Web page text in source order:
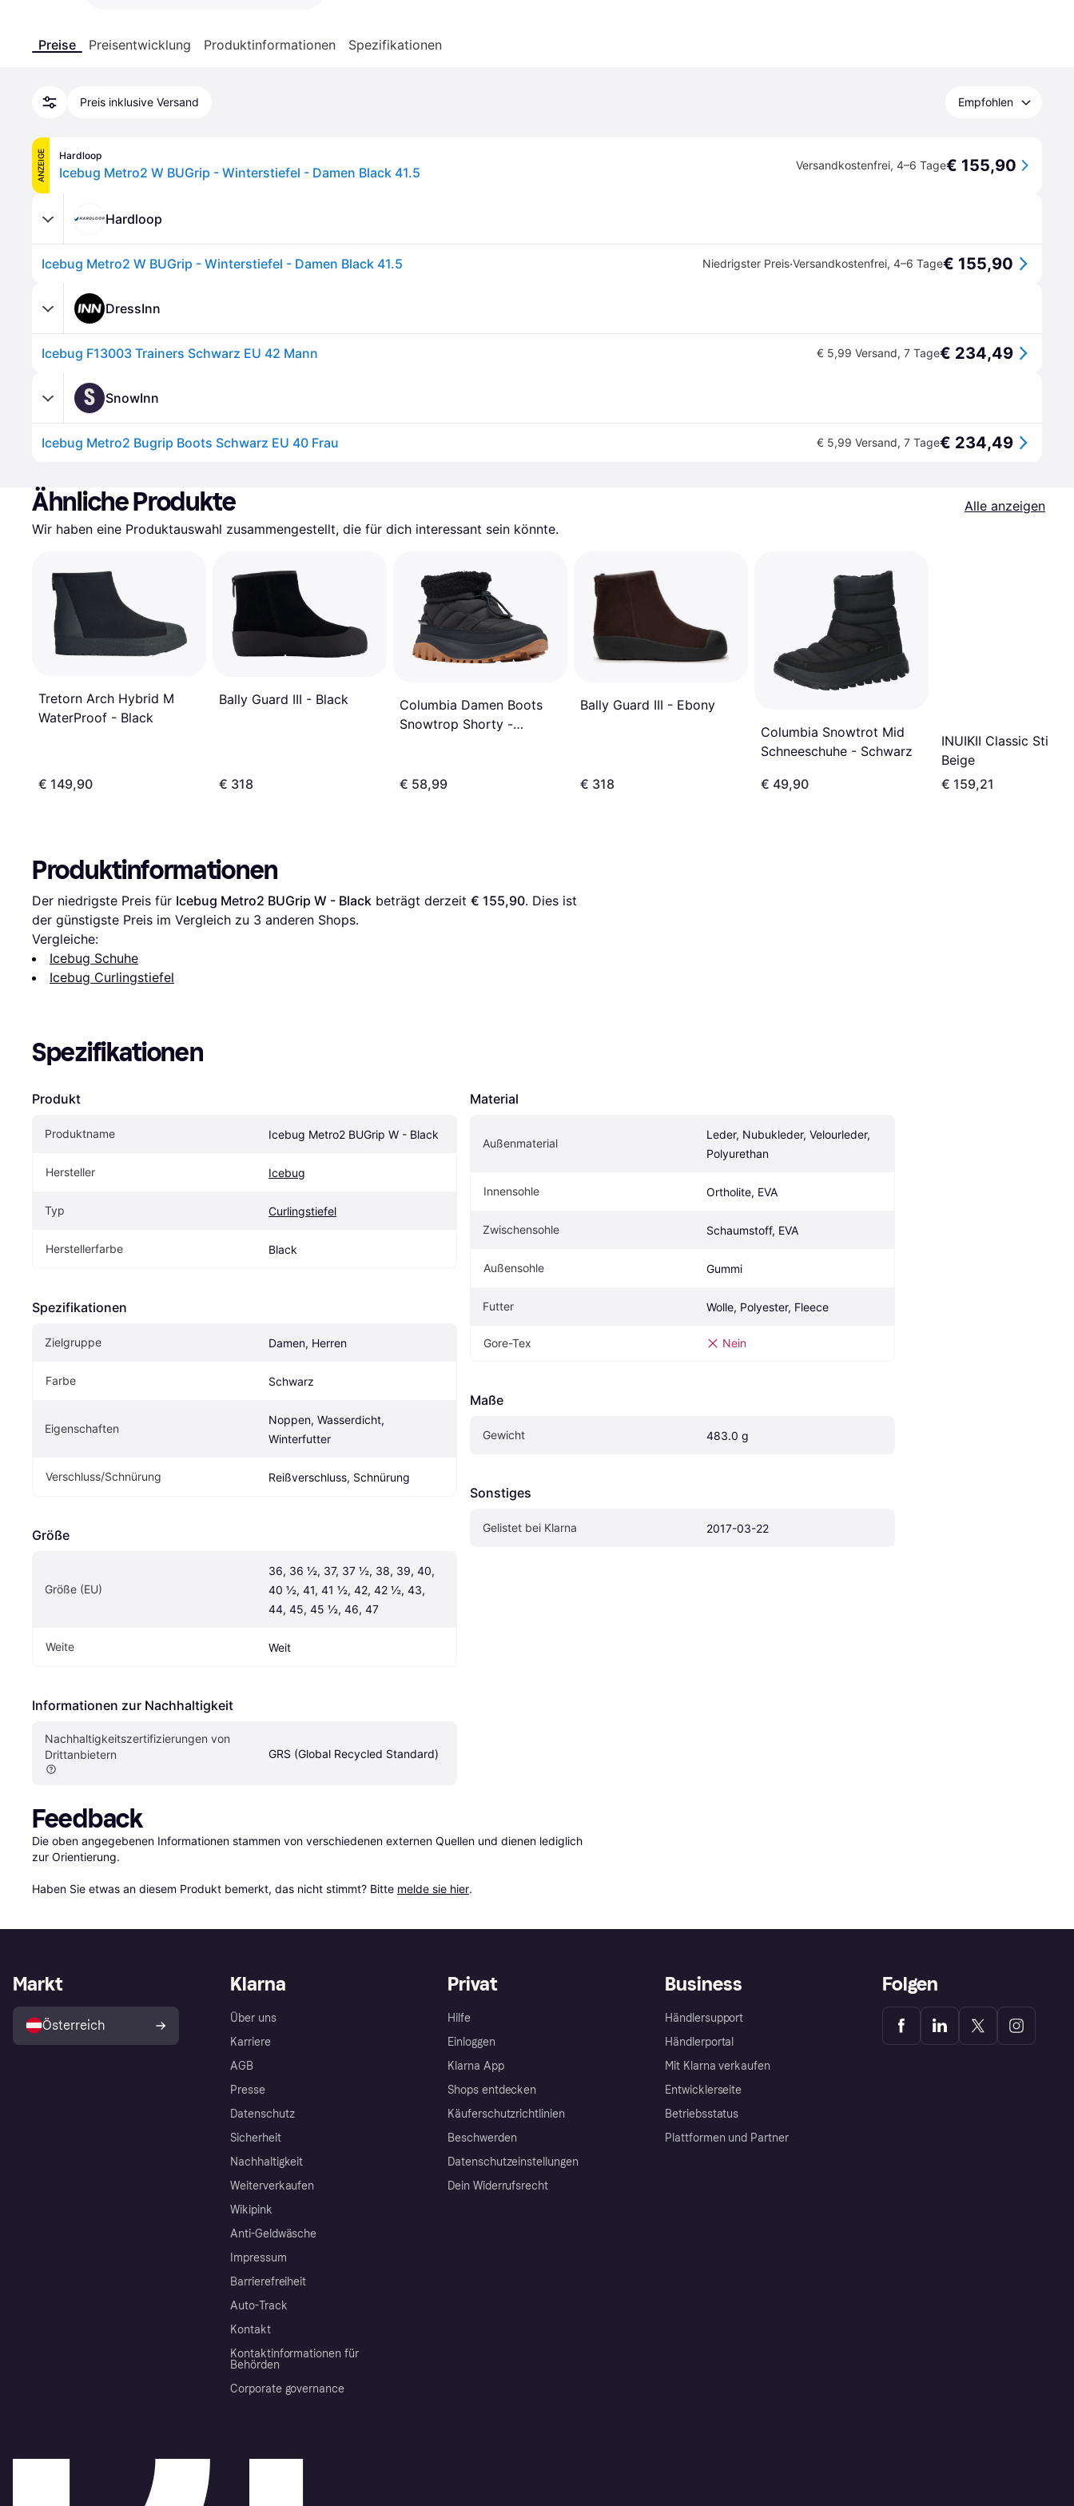
Preise Preisentwicklung Produktinformationen Spezifikationen
Preis inklusive Versand Empfohlen
ANZEIGE Hardloop
Icebug Metro2 W BUGrip - Winterstiefel - Damen Black 41.5 Versandkostenfrei, 4–6 Tage€ 155,90
Hardloop
Icebug Metro2 W BUGrip - Winterstiefel - Damen Black 41.5 Niedrigster Preis·Versandkostenfrei, 4–6 Tage€ 155,90
DressInn
Icebug F13003 Trainers Schwarz EU 42 Mann € 5,99 Versand, 7 Tage€ 234,49
S SnowInn
Icebug Metro2 Bugrip Boots Schwarz EU 40 Frau € 5,99 Versand, 7 Tage€ 234,49
Ähnliche Produkte
Alle anzeigen
Wir haben eine Produktauswahl zusammengestellt, die für dich interessant sein könnte.
Tretorn Arch Hybrid M
WaterProof - Black
€ 149,90
Bally Guard III - Black
€ 318
Columbia Damen Boots
Snowtrop Shorty -
€ 58,99
Bally Guard III - Ebony
€ 318
Columbia Snowtrot Mid
Schneeschuhe - Schwarz
€ 49,90
INUIKII Classic
Beige
€ 159,21
Produktinformationen
Der niedrigste Preis für Icebug Metro2 BUGrip W - Black beträgt derzeit € 155,90. Dies ist
der günstigste Preis im Vergleich zu 3 anderen Shops.
Vergleiche:
Icebug Schuhe
Icebug Curlingstiefel
Spezifikationen
Produkt
Produktname Icebug Metro2 BUGrip W - Black
Hersteller Icebug
Typ Curlingstiefel
Herstellerfarbe Black
Spezifikationen
Zielgruppe Damen, Herren
Farbe Schwarz
Eigenschaften
Noppen, Wasserdicht,
Winterfutter
Verschluss/Schnürung Reißverschluss, Schnürung
Größe
Größe (EU)
36, 36 ½, 37, 37 ½, 38, 39, 40,
40 ½, 41, 41 ½, 42, 42 ½, 43,
44, 45, 45 ½, 46, 47
Weite Weit
Informationen zur Nachhaltigkeit
Nachhaltigkeitszertifizierungen von
Drittanbietern
GRS (Global Recycled Standard)
Material
Außenmaterial
Leder, Nubukleder, Velourleder,
Polyurethan
Innensohle Ortholite, EVA
Zwischensohle Schaumstoff, EVA
Außensohle Gummi
Futter Wolle, Polyester, Fleece
Gore-Tex Nein
Maße
Gewicht 483.0 g
Sonstiges
Gelistet bei Klarna 2017-03-22
Feedback
Die oben angegebenen Informationen stammen von verschiedenen externen Quellen und dienen lediglich
zur Orientierung.
Haben Sie etwas an diesem Produkt bemerkt, das nicht stimmt? Bitte melde sie hier.
Klarna
Über uns
Karriere
AGB
Presse
Datenschutz
Sicherheit
Nachhaltigkeit
Weiterverkaufen
Wikipink
Anti-Geldwäsche
Impressum
Barrierefreiheit
Auto-Track
Kontakt
Kontaktinformationen für
Behörden
Corporate governance
Privat
Hilfe
Einloggen
Klarna App
Shops entdecken
Käuferschutzrichtlinien
Beschwerden
Datenschutzeinstellungen
Dein Widerrufsrecht
Business
Händlersupport
Händlerportal
Mit Klarna verkaufen
Entwicklerseite
Betriebsstatus
Plattformen und Partner
Markt
Österreich
Folgen